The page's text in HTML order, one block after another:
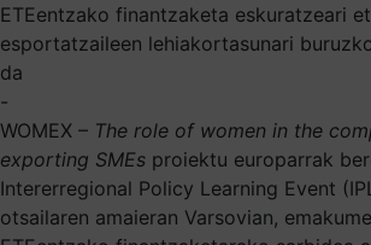
ETEentzako finantzaketa eskuratzeari
esportatzaileen lehiakortasunari
da
-
WOMEX – The role of women in the
exporting SMEs proiektu europarrak
Intererregional Policy Learning Event
otsailaren amaieran Varsovian,